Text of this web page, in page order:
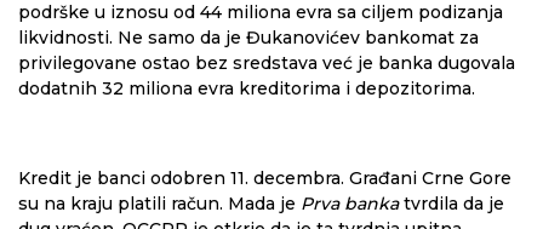
podrške u iznosu od 44 miliona evra sa ciljem podizanja
likvidnosti. Ne samo da je Đukanovićev bankomat za
privilegovane ostao bez sredstava već je banka dugovala
dodatnih 32 miliona evra kreditorima i depozitorima.
Kredit je banci odobren 11. decembra. Građani Crne Gore
su na kraju platili račun. Mada je Prva bankatvrdila da je